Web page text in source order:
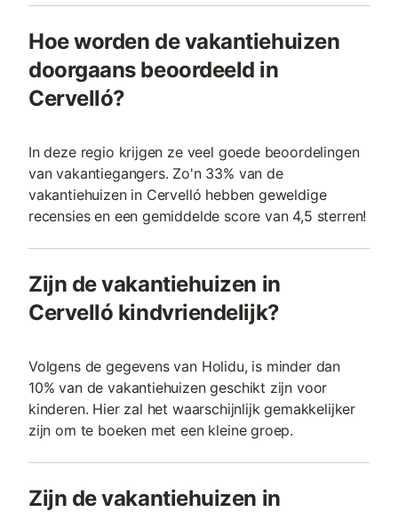
Hoe worden de vakantiehuizen
doorgaans beoordeeld in
Cervelló?
In deze regio krijgen ze veel goede beoordelingen
van vakantiegangers. Zo'n 33% van de
vakantiehuizen in Cervelló hebben geweldige
recensies en een gemiddelde score van 4,5 sterren!
Zijn de vakantiehuizen in
Cervelló kindvriendelijk?
Volgens de gegevens van Holidu, is minder dan
10% van de vakantiehuizen geschikt zijn voor
kinderen. Hier zal het waarschijnlijk gemakkelijker
zijn om te boeken met een kleine groep.
Zijn de vakantiehuizen in